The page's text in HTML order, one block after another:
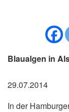
Blaualgen in
29.07.2014
In der